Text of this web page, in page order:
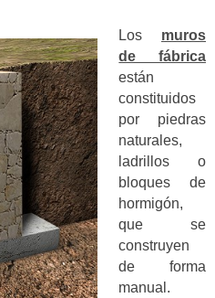
Los muros
de fábrica
están
constituidos
por piedras
naturales,
ladrillos o
bloques de
hormigón,
que se
construyen
de forma
manual.